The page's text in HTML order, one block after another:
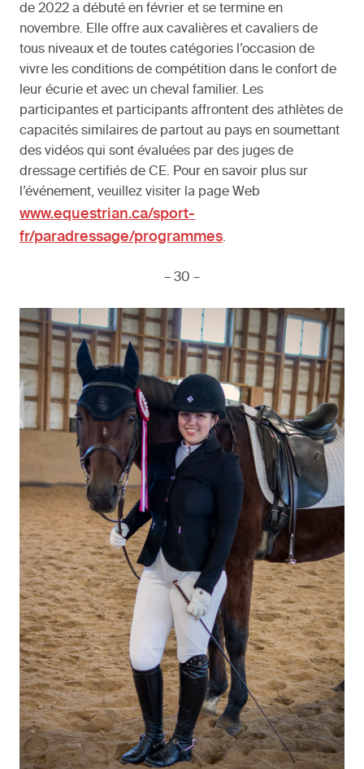
de 2022 a débuté en février et se termine en
novembre. Elle offre aux cavalières et cavaliers de
tous niveaux et de toutes catégories l’occasion de
vivre les conditions de compétition dans le confort de
leur écurie et avec un cheval familier. Les
participantes et participants affrontent des athlètes de
capacités similaires de partout au pays en soumettant
des vidéos qui sont évaluées par des juges de
dressage certifiés de CE. Pour en savoir plus sur
l’événement, veuillez visiter la page Web
www.equestrian.ca/sport-
fr/paradressage/programmes.
– 30 –